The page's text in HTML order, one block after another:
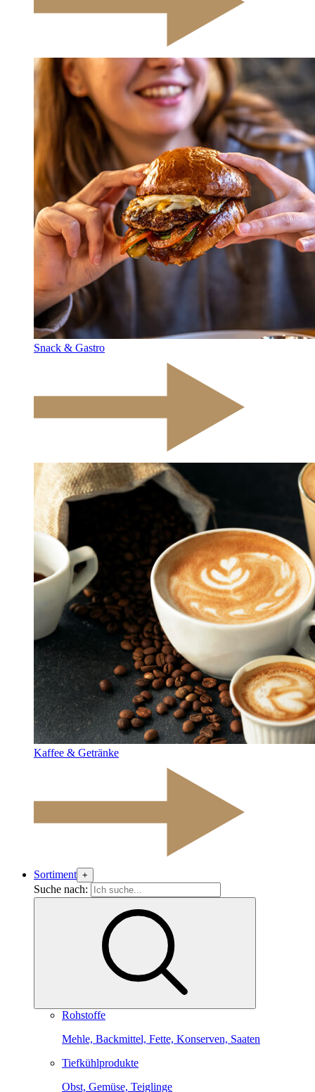
Snack & Gastro
Kaffee & Getränke
Sortiment +
Suche nach:
Rohstoffe
Mehle, Backmittel, Fette, Konserven, Saaten
Tiefkühlprodukte
Obst, Gemüse, Teiglinge